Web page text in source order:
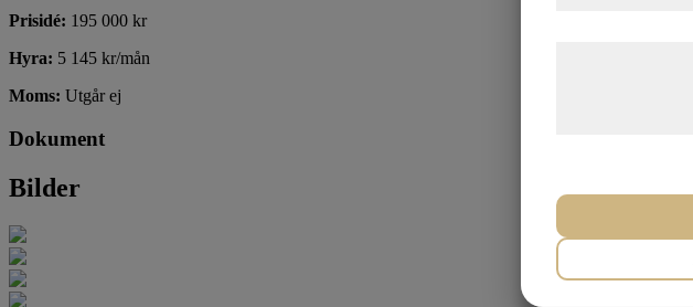
Prisidé: 195 000 kr
Hyra: 5 145 kr/mån
Moms: Utgår ej
Dokument
Bilder